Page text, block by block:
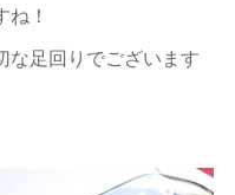
！
な足回りでございます